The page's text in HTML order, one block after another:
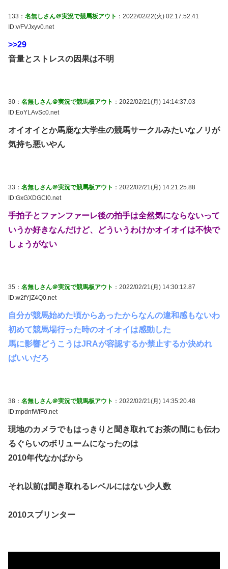
133： 名無しさん＠実況で競馬板アウト ：2022/02/22(火) 02:17:52.41
ID:v/FVJxyv0.net
>>29
音量とストレスの因果は不明
30： 名無しさん＠実況で競馬板アウト ：2022/02/21(月) 14:14:37.03
ID:EoYLAvSc0.net
オイオイとか馬鹿な大学生の競馬サークルみたいなノリが
気持ち悪いやん
33： 名無しさん＠実況で競馬板アウト ：2022/02/21(月) 14:21:25.88
ID:GxGXDGCl0.net
手拍子とファンファーレ後の拍手は全然気にならないって
いうか好きなんだけど、どういうわけかオイオイは不快で
しょうがない
35： 名無しさん＠実況で競馬板アウト ：2022/02/21(月) 14:30:12.87
ID:w2fYjZ4Q0.net
自分が競馬始めた頃からあったからなんの違和感もないわ
初めて競馬場行った時のオイオイは感動した
馬に影響どうこうはJRAが容認するか禁止するか決めれ
ばいいだろ
38： 名無しさん＠実況で競馬板アウト ：2022/02/21(月) 14:35:20.48
ID:mpdnfWfF0.net
現地のカメラでもはっきりと聞き取れてお茶の間にも伝わ
るぐらいのボリュームになったのは
2010年代なかばから
それ以前は聞き取れるレベルにはない少人数
2010スプリンター